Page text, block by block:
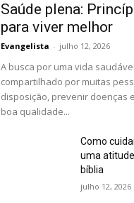
Saúde plena:
para viver melhor
Evangelista - julho 12, 2026
A busca por uma vida
compartilhado por muitas
disposição, prevenir doenças
boa qualidade...
Como
uma
bíblia
julho 12, 2026